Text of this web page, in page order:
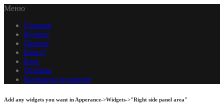
Меню
Главная
Купить
Прокат
Выезд
Блог
Отзывы
Контакты и важное
Add any widgets you want in Apperance->Widgets->"Right side panel area"